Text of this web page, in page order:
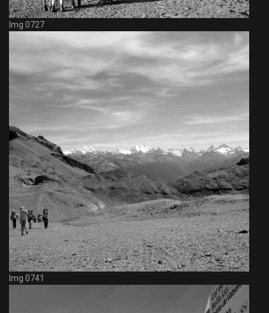
Img 0727
Img 0741